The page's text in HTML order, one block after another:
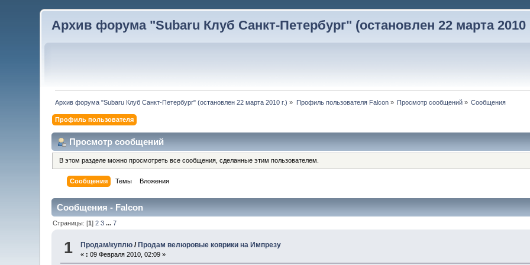
Архив форума "Subaru Клуб Санкт-Петербург" (остановлен 22 марта 2010
Архив форума "Subaru Клуб Санкт-Петербург" (остановлен 22 марта 2010 г.) » Профиль пользователя Falcon» Просмотр сообщений » Сообщения
Профиль пользователя
Просмотр сообщений
В этом разделе можно просмотреть все сообщения, сделанные этим пользователем.
Сообщения Темы Вложения
Сообщения - Falcon
Страницы: [1]2 3 ...7
1 Продам/куплю /Продам велюровые коврики на Импрезу
« : 09 Февраля 2010, 02:09 »